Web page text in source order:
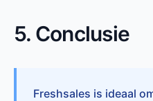
5. Conclusie
Freshsales is ideaal